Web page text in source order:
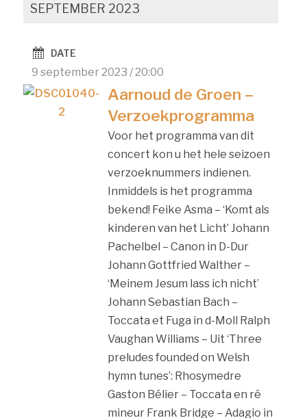
SEPTEMBER 2023
DATE
9 september 2023 / 20:00
Aarnoud de Groen –
Verzoekprogramma
Voor het programma van dit
concert kon u het hele seizoen
verzoeknummers indienen.
Inmiddels is het programma
bekend! Feike Asma – ‘Komt als
kinderen van het Licht’ Johann
Pachelbel – Canon in D-Dur
Johann Gottfried Walther –
‘Meinem Jesum lass ich nicht’
Johann Sebastian Bach –
Toccata et Fuga in d-Moll Ralph
Vaughan Williams – Uit ‘Three
preludes founded on Welsh
hymn tunes’: Rhosymedre
Gaston Bélier – Toccata en ré
mineur Frank Bridge – Adagio in